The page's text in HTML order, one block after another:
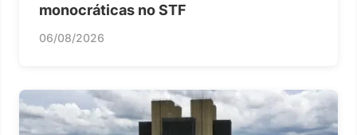
monocráticas no STF
06/08/2026